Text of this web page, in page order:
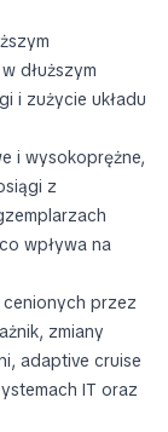
dłuższym
i zużycie układu
i wysokoprężne,
z
wpływa na
przez
zmiany
adaptive cruise
IT oraz